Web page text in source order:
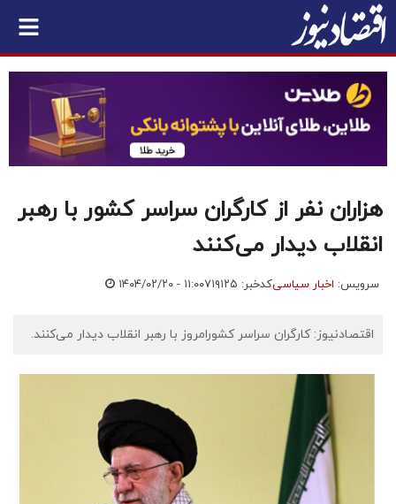
هزاران نفر از کارگران سراسر کشور با رهبر
انقلاب دیدار می‌کنند
سرویس: اخبار سیاسیکدخبر: ۷۱۹۱۲۵ ۱۴۰۴/۰۲/۲۰ - ۱۱:۰۰
اقتصادنیوز: کارگران سراسر کشورامروز با رهبر انقلاب دیدار می‌کنند.